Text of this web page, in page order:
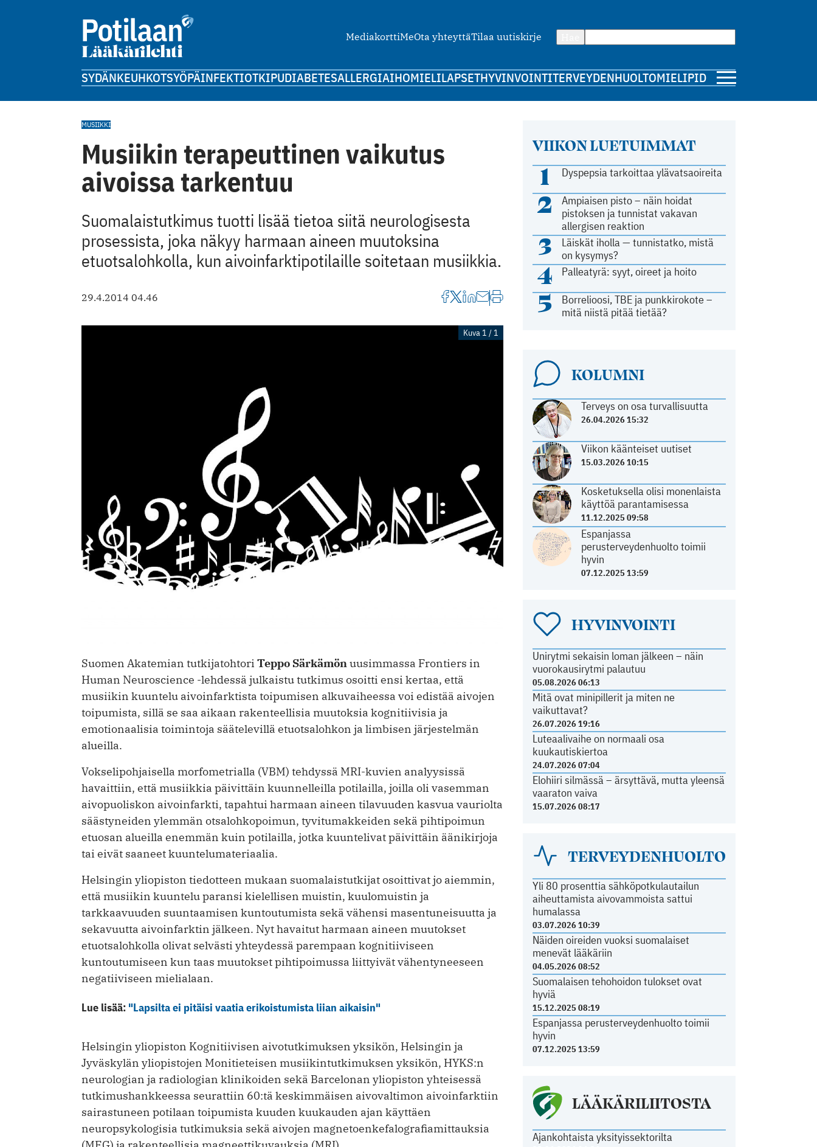
MediakorttiMeOta yhteyttäTilaa uutiskirje
SYDÄNKEUHKOTSYÖPÄINFEKTIOTKIPUDIABETESALLERGIAIHOMIELILAPSETHYVINVOINTITERVEYDENHUOLTOMIELIPIDE
VIIKON LUETUIMMAT
1 Dyspepsia tarkoittaa ylävatsaoireita
2
Ampiaisen pisto – näin hoidat
pistoksen ja tunnistat vakavan
allergisen reaktion
3
Läiskät iholla — tunnistatko, mistä
on kysymys?
4 Palleatyrä: syyt, oireet ja hoito
5
Borrelioosi, TBE ja punkkirokote –
mitä niistä pitää tietää?
KOLUMNI
Terveys on osa turvallisuutta
26.04.2026 15:32
Viikon käänteiset uutiset
15.03.2026 10:15
Kosketuksella olisi monenlaista
käyttöä parantamisessa
11.12.2025 09:58
Espanjassa
perusterveydenhuolto toimii
hyvin
07.12.2025 13:59
HYVINVOINTI
Unirytmi sekaisin loman jälkeen – näin
vuorokausirytmi palautuu
05.08.2026 06:13
Mitä ovat minipillerit ja miten ne
vaikuttavat?
26.07.2026 19:16
Luteaalivaihe on normaali osa
kuukautiskiertoa
24.07.2026 07:04
Elohiiri silmässä – ärsyttävä, mutta yleensä
vaaraton vaiva
15.07.2026 08:17
TERVEYDENHUOLTO
Yli 80 prosenttia sähköpotkulautailun
aiheuttamista aivovammoista sattui
humalassa
03.07.2026 10:39
Näiden oireiden vuoksi suomalaiset
menevät lääkäriin
04.05.2026 08:52
Suomalaisen tehohoidon tulokset ovat
hyviä
15.12.2025 08:19
Espanjassa perusterveydenhuolto toimii
hyvin
07.12.2025 13:59
LÄÄKÄRILIITOSTA
Ajankohtaista yksityissektorilta
MUSIIKKI
Musiikin terapeuttinen vaikutus
aivoissa tarkentuu
Suomalaistutkimus tuotti lisää tietoa siitä neurologisesta
prosessista, joka näkyy harmaan aineen muutoksina
etuotsalohkolla, kun aivoinfarktipotilaille soitetaan musiikkia.
29.4.2014 04.46
Kuva 1 / 1
Suomen Akatemian tutkijatohtori Teppo Särkämönuusimmassa Frontiers in
Human Neuroscience -lehdessä julkaistu tutkimus osoitti ensi kertaa, että
musiikin kuuntelu aivoinfarktista toipumisen alkuvaiheessa voi edistää aivojen
toipumista, sillä se saa aikaan rakenteellisia muutoksia kognitiivisia ja
emotionaalisia toimintoja säätelevillä etuotsalohkon ja limbisen järjestelmän
alueilla.
Vokselipohjaisella morfometrialla (VBM) tehdyssä MRI-kuvien analyysissä
havaittiin, että musiikkia päivittäin kuunnelleilla potilailla, joilla oli vasemman
aivopuoliskon aivoinfarkti, tapahtui harmaan aineen tilavuuden kasvua vauriolta
säästyneiden ylemmän otsalohkopoimun, tyvitumakkeiden sekä pihtipoimun
etuosan alueilla enemmän kuin potilailla, jotka kuuntelivat päivittäin äänikirjoja
tai eivät saaneet kuuntelumateriaalia.
Helsingin yliopiston tiedotteen mukaan suomalaistutkijat osoittivat jo aiemmin,
että musiikin kuuntelu paransi kielellisen muistin, kuulomuistin ja
tarkkaavuuden suuntaamisen kuntoutumista sekä vähensi masentuneisuutta ja
sekavuutta aivoinfarktin jälkeen. Nyt havaitut harmaan aineen muutokset
etuotsalohkolla olivat selvästi yhteydessä parempaan kognitiiviseen
kuntoutumiseen kun taas muutokset pihtipoimussa liittyivät vähentyneeseen
negatiiviseen mielialaan.
Lue lisää: "Lapsilta ei pitäisi vaatia erikoistumista liian aikaisin"
Helsingin yliopiston Kognitiivisen aivotutkimuksen yksikön, Helsingin ja
Jyväskylän yliopistojen Monitieteisen musiikintutkimuksen yksikön, HYKS:n
neurologian ja radiologian klinikoiden sekä Barcelonan yliopiston yhteisessä
tutkimushankkeessa seurattiin 60:tä keskimmäisen aivovaltimon aivoinfarktiin
sairastuneen potilaan toipumista kuuden kuukauden ajan käyttäen
neuropsykologisia tutkimuksia sekä aivojen magnetoenkefalografiamittauksia